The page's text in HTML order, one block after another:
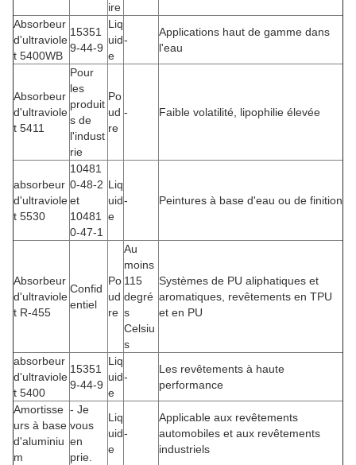
ire
Absorbeur
d'ultraviole
t 5400WB
15351
9-44-9
Liq
uid
e
-
Applications haut de gamme dans
l'eau
Absorbeur
d'ultraviole
t 5411
Pour
les
produit
s de
l'indust
rie
Po
ud
re
- Faible volatilité, lipophilie élevée
absorbeur
d'ultraviole
t 5530
10481
0-48-2
et
10481
0-47-1
Liq
uid
e
- Peintures à base d'eau ou de finition
Absorbeur
d'ultraviole
t R-455
Confid
entiel
Po
ud
re
Au
moins
115
degré
s
Celsiu
s
Systèmes de PU aliphatiques et
aromatiques, revêtements en TPU
et en PU
absorbeur
d'ultraviole
t 5400
15351
9-44-9
Liq
uid
e
-
Les revêtements à haute
performance
Amortisse
urs à base
d'aluminiu
m
- Je
vous
en
prie.
Liq
uid
e
-
Applicable aux revêtements
automobiles et aux revêtements
industriels